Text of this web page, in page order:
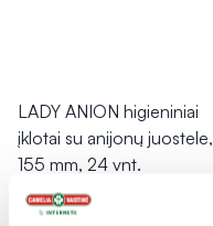
LADY ANION higieniniai
įklotai su anijonų juostele,
155 mm, 24 vnt.
2,69 €